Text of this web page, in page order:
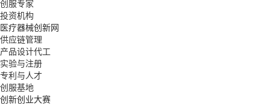
创服专家
投资机构
医疗器械创新网
供应链管理
产品设计代工
实验与注册
专利与人才
创服基地
创新创业大赛